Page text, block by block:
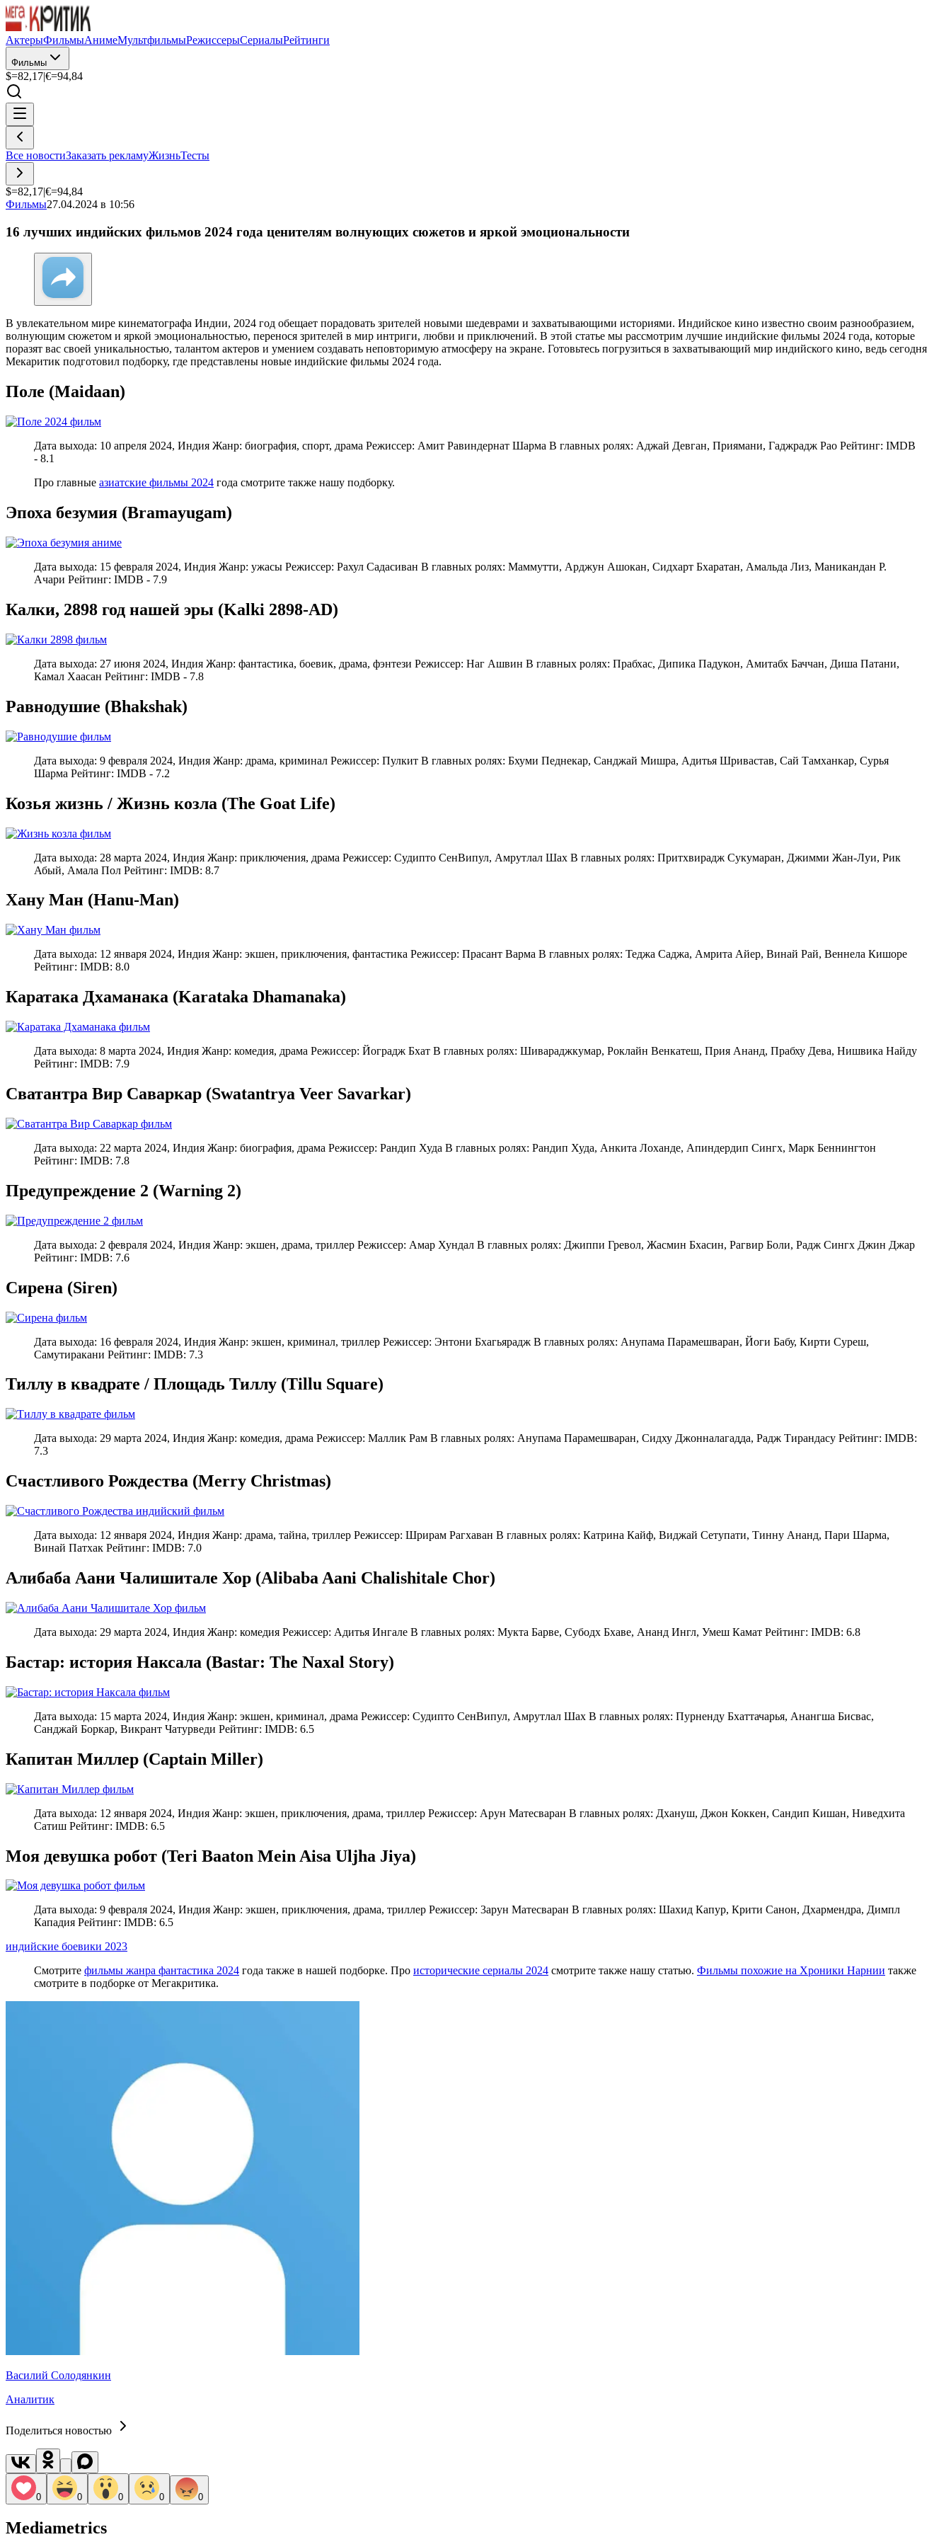
АктерыФильмыАнимеМультфильмыРежиссерыСериалыРейтинги
Фильмы
$=82,17|€=94,84
Все новостиЗаказать рекламуЖизньТесты
$=82,17|€=94,84
Фильмы27.04.2024 в 10:56
16 лучших индийских фильмов 2024 года ценителям волнующих сюжетов и яркой эмоциональности
В увлекательном мире кинематографа Индии, 2024 год обещает порадовать зрителей новыми шедеврами и захватывающими историями. Индийское кино известно своим разнообразием,
волнующим сюжетом и яркой эмоциональностью, перенося зрителей в мир интриги, любви и приключений. В этой статье мы рассмотрим лучшие индийские фильмы 2024 года, которые
поразят вас своей уникальностью, талантом актеров и умением создавать неповторимую атмосферу на экране. Готовьтесь погрузиться в захватывающий мир индийского кино, ведь сегодня
Мекаритик подготовил подборку, где представлены новые индийские фильмы 2024 года.
Поле (Maidaan)
Дата выхода: 10 апреля 2024, Индия Жанр: биография, спорт, драма Режиcсер: Амит Равиндернат Шарма В главных ролях: Аджай Девган, Приямани, Гаджрадж Рао Рейтинг: IMDB
- 8.1
Про главные азиатские фильмы 2024 года смотрите также нашу подборку.
Эпоха безумия (Bramayugam)
Дата выхода: 15 февраля 2024, Индия Жанр: ужасы Режиcсер: Рахул Садасиван В главных ролях: Маммутти, Арджун Ашокан, Сидхарт Бхаратан, Амальда Лиз, Маникандан Р.
Ачари Рейтинг: IMDB - 7.9
Калки, 2898 год нашей эры (Kalki 2898-AD)
Дата выхода: 27 июня 2024, Индия Жанр: фантастика, боевик, драма, фэнтези Режиcсер: Наг Ашвин В главных ролях: Прабхас, Дипика Падукон, Амитабх Баччан, Диша Патани,
Камал Хаасан Рейтинг: IMDB - 7.8
Равнодушие (Bhakshak)
Дата выхода: 9 февраля 2024, Индия Жанр: драма, криминал Режиcсер: Пулкит В главных ролях: Бхуми Педнекар, Санджай Мишра, Адитья Шривастав, Сай Тамханкар, Сурья
Шарма Рейтинг: IMDB - 7.2
Козья жизнь / Жизнь козла (The Goat Life)
Дата выхода: 28 марта 2024, Индия Жанр: приключения, драма Режиссер: Судипто СенВипул, Амрутлал Шах В главных ролях: Притхвирадж Сукумаран, Джимми Жан-Луи, Рик
Абый, Амала Пол Рейтинг: IMDB: 8.7
Хану Ман (Hanu-Man)
Дата выхода: 12 января 2024, Индия Жанр: экшен, приключения, фантастика Режиссер: Прасант Варма В главных ролях: Теджа Саджа, Амрита Айер, Винай Рай, Веннела Кишоре
Рейтинг: IMDB: 8.0
Каратака Дхаманака (Karataka Dhamanaka)
Дата выхода: 8 марта 2024, Индия Жанр: комедия, драма Режиссер: Йоградж Бхат В главных ролях: Шивараджкумар, Роклайн Венкатеш, Прия Ананд, Прабху Дева, Нишвика Найду
Рейтинг: IMDB: 7.9
Сватантра Вир Саваркар (Swatantrya Veer Savarkar)
Дата выхода: 22 марта 2024, Индия Жанр: биография, драма Режиссер: Рандип Худа В главных ролях: Рандип Худа, Анкита Лоханде, Апиндердип Сингх, Марк Беннингтон
Рейтинг: IMDB: 7.8
Предупреждение 2 (Warning 2)
Дата выхода: 2 февраля 2024, Индия Жанр: экшен, драма, триллер Режиссер: Амар Хундал В главных ролях: Джиппи Гревол, Жасмин Бхасин, Рагвир Боли, Радж Сингх Джин Джар
Рейтинг: IMDB: 7.6
Сирена (Siren)
Дата выхода: 16 февраля 2024, Индия Жанр: экшен, криминал, триллер Режиссер: Энтони Бхагьярадж В главных ролях: Анупама Парамешваран, Йоги Бабу, Кирти Суреш,
Самутиракани Рейтинг: IMDB: 7.3
Тиллу в квадрате / Площадь Тиллу (Tillu Square)
Дата выхода: 29 марта 2024, Индия Жанр: комедия, драма Режиссер: Маллик Рам В главных ролях: Анупама Парамешваран, Сидху Джонналагадда, Радж Тирандасу Рейтинг: IMDB:
7.3
Счастливого Рождества (Merry Christmas)
Дата выхода: 12 января 2024, Индия Жанр: драма, тайна, триллер Режиссер: Шрирам Рагхаван В главных ролях: Катрина Кайф, Виджай Сетупати, Тинну Ананд, Пари Шарма,
Винай Патхак Рейтинг: IMDB: 7.0
Алибаба Аани Чалишитале Хор (Alibaba Aani Chalishitale Chor)
Дата выхода: 29 марта 2024, Индия Жанр: комедия Режиссер: Адитья Ингале В главных ролях: Мукта Барве, Субодх Бхаве, Ананд Ингл, Умеш Камат Рейтинг: IMDB: 6.8
Бастар: история Наксала (Bastar: The Naxal Story)
Дата выхода: 15 марта 2024, Индия Жанр: экшен, криминал, драма Режиссер: Судипто СенВипул, Амрутлал Шах В главных ролях: Пурненду Бхаттачарья, Анангша Бисвас,
Санджай Боркар, Викрант Чатурведи Рейтинг: IMDB: 6.5
Капитан Миллер (Captain Miller)
Дата выхода: 12 января 2024, Индия Жанр: экшен, приключения, драма, триллер Режиссер: Арун Матесваран В главных ролях: Дхануш, Джон Коккен, Сандип Кишан, Ниведхита
Сатиш Рейтинг: IMDB: 6.5
Моя девушка робот (Teri Baaton Mein Aisa Uljha Jiya)
Дата выхода: 9 февраля 2024, Индия Жанр: экшен, приключения, драма, триллер Режиссер: 3арун Матесваран В главных ролях: Шахид Капур, Крити Санон, Дхармендра, Димпл
Кападия Рейтинг: IMDB: 6.5
индийские боевики 2023
Смотрите фильмы жанра фантастика 2024 года также в нашей подборке. Про исторические сериалы 2024 смотрите также нашу статью. Фильмы похожие на Хроники Нарнии также
смотрите в подборке от Мегакритика.
Василий Солодянкин
Аналитик
Поделиться новостью
0 0 0 0 0
Mediametrics